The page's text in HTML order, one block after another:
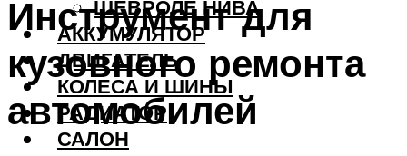
ШЕВРОЛЕ НИВА
АККУМУЛЯТОР
ДВИГАТЕЛЬ
КОЛЕСА И ШИНЫ
РАДИАТОР
САЛОН
Инструмент для
кузовного ремонта
автомобилей